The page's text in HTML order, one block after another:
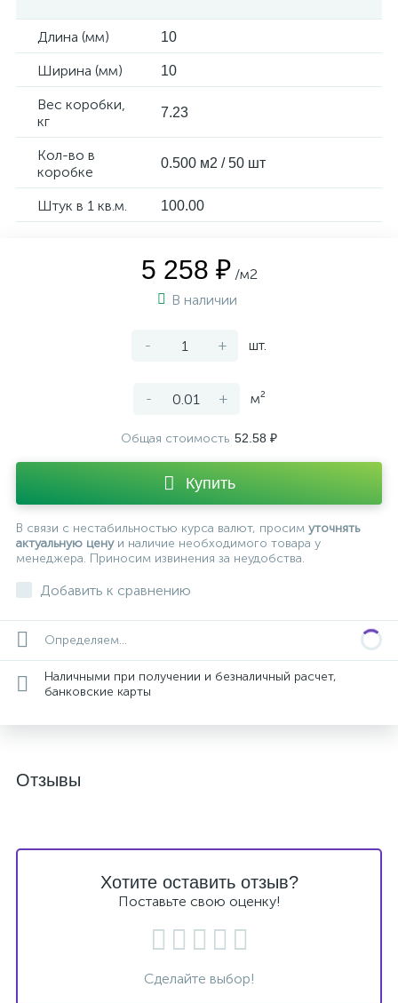
Длина (мм) 10
Ширина (мм) 10
Вес коробки,
кг
7.23
Кол-во в
коробке
0.500 м2 / 50 шт
Штук в 1 кв.м. 100.00
5 258 ₽ /м2
В наличии
- + шт.
- + м²
Общая стоимость 52.58 ₽
Купить
В связи с нестабильностью курса валют, просим уточнять
актуальную ценуи наличие необходимого товара у
менеджера. Приносим извинения за неудобства.
Добавить к сравнению
Определяем...
Наличными при получении и безналичный расчет,
банковские карты
Отзывы
Хотите оставить отзыв?
Поставьте свою оценку!
Сделайте выбор!